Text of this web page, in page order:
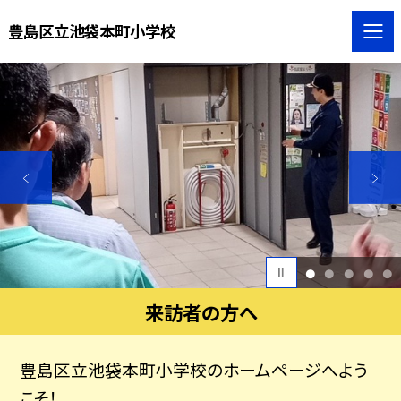
豊島区立池袋本町小学校
1 2 3 4 5
来訪者の方へ
豊島区立池袋本町小学校のホームページへよう